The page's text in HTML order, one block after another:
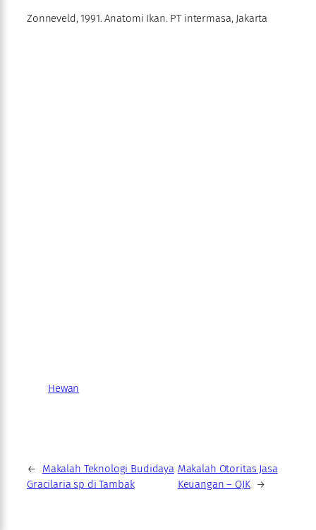
Zonneveld, 1991. Anatomi Ikan. PT intermasa, Jakarta
Hewan
←
Makalah Teknologi Budidaya
Gracilaria sp di Tambak
Makalah Otoritas Jasa
Keuangan – OJK →